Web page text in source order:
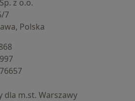
z o.o.
7
Polska
dla m.st. Warszawy